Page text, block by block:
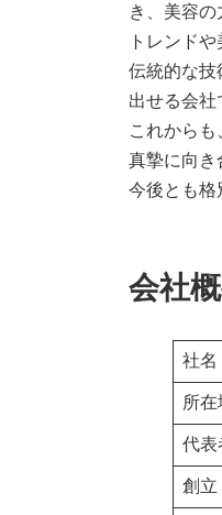
き、美容の
トレンド
伝統的な技
出せる会社
これから
真摯に向き
今後とも格
会社
社名
所在
代表
創立